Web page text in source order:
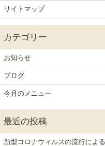
サイトマップ
お知らせ
ブログ
今月のメニュー
新型コロナウィルスの流行による